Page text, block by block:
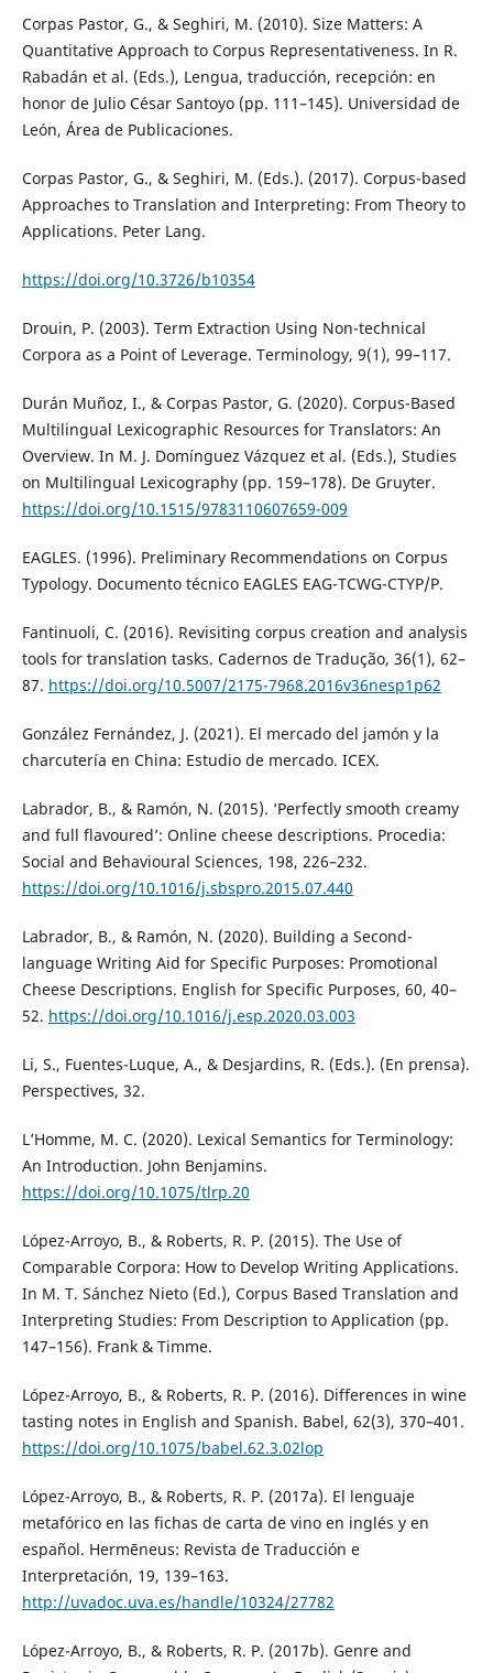
Corpas Pastor, G., & Seghiri, M. (2010). Size Matters: A
Quantitative Approach to Corpus Representativeness. In R.
Rabadán et al. (Eds.), Lengua, traducción, recepción: en
honor de Julio César Santoyo (pp. 111–145). Universidad de
León, Área de Publicaciones.
Corpas Pastor, G., & Seghiri, M. (Eds.). (2017). Corpus-based
Approaches to Translation and Interpreting: From Theory to
Applications. Peter Lang.
https://doi.org/10.3726/b10354
Drouin, P. (2003). Term Extraction Using Non-technical
Corpora as a Point of Leverage. Terminology, 9(1), 99–117.
Durán Muñoz, I., & Corpas Pastor, G. (2020). Corpus-Based
Multilingual Lexicographic Resources for Translators: An
Overview. In M. J. Domínguez Vázquez et al. (Eds.), Studies
on Multilingual Lexicography (pp. 159–178). De Gruyter.
https://doi.org/10.1515/9783110607659-009
EAGLES. (1996). Preliminary Recommendations on Corpus
Typology. Documento técnico EAGLES EAG-TCWG-CTYP/P.
Fantinuoli, C. (2016). Revisiting corpus creation and analysis
tools for translation tasks. Cadernos de Tradução, 36(1), 62–
87. https://doi.org/10.5007/2175-7968.2016v36nesp1p62
González Fernández, J. (2021). El mercado del jamón y la
charcutería en China: Estudio de mercado. ICEX.
Labrador, B., & Ramón, N. (2015). ‘Perfectly smooth creamy
and full flavoured’: Online cheese descriptions. Procedia:
Social and Behavioural Sciences, 198, 226–232.
https://doi.org/10.1016/j.sbspro.2015.07.440
Labrador, B., & Ramón, N. (2020). Building a Second-
language Writing Aid for Specific Purposes: Promotional
Cheese Descriptions. English for Specific Purposes, 60, 40–
52. https://doi.org/10.1016/j.esp.2020.03.003
Li, S., Fuentes-Luque, A., & Desjardins, R. (Eds.). (En prensa).
Perspectives, 32.
L’Homme, M. C. (2020). Lexical Semantics for Terminology:
An Introduction. John Benjamins.
https://doi.org/10.1075/tlrp.20
López-Arroyo, B., & Roberts, R. P. (2015). The Use of
Comparable Corpora: How to Develop Writing Applications.
In M. T. Sánchez Nieto (Ed.), Corpus Based Translation and
Interpreting Studies: From Description to Application (pp.
147–156). Frank & Timme.
López-Arroyo, B., & Roberts, R. P. (2016). Differences in wine
tasting notes in English and Spanish. Babel, 62(3), 370–401.
https://doi.org/10.1075/babel.62.3.02lop
López-Arroyo, B., & Roberts, R. P. (2017a). El lenguaje
metafórico en las fichas de carta de vino en inglés y en
español. Hermēneus: Revista de Traducción e
Interpretación, 19, 139–163.
http://uvadoc.uva.es/handle/10324/27782
López-Arroyo, B., & Roberts, R. P. (2017b). Genre and